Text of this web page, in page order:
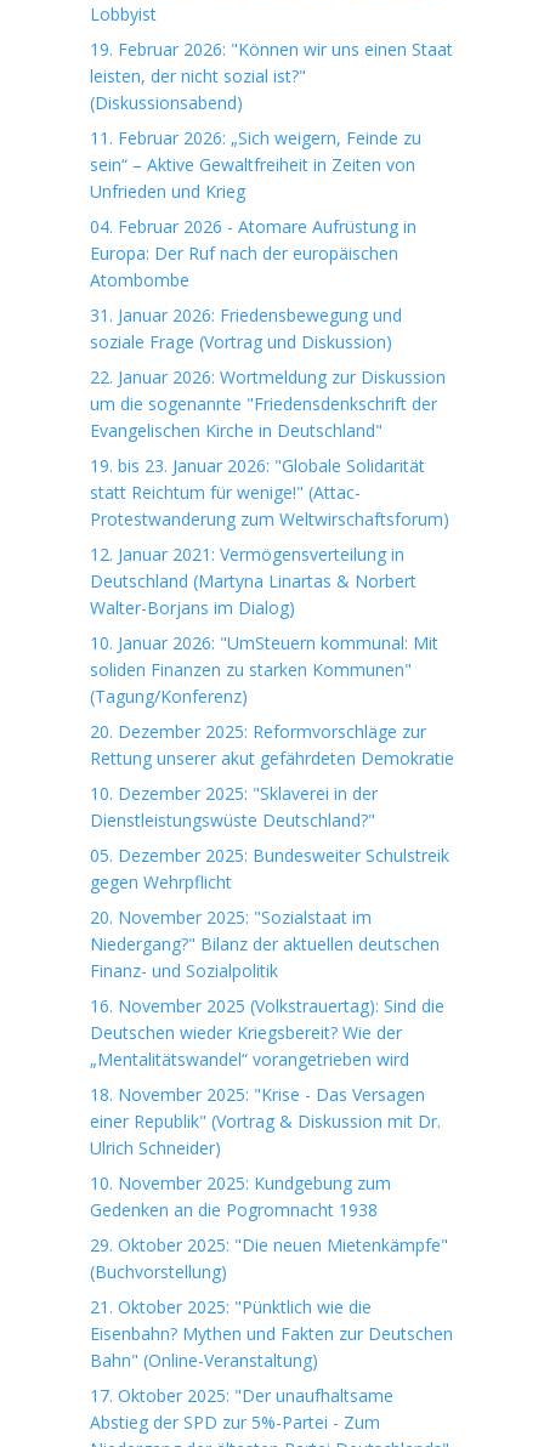
Lobbyist
19. Februar 2026: "Können wir uns einen Staat
leisten, der nicht sozial ist?"
(Diskussionsabend)
11. Februar 2026: „Sich weigern, Feinde zu
sein“ – Aktive Gewaltfreiheit in Zeiten von
Unfrieden und Krieg
04. Februar 2026 - Atomare Aufrüstung in
Europa: Der Ruf nach der europäischen
Atombombe
31. Januar 2026: Friedensbewegung und
soziale Frage (Vortrag und Diskussion)
22. Januar 2026: Wortmeldung zur Diskussion
um die sogenannte "Friedensdenkschrift der
Evangelischen Kirche in Deutschland"
19. bis 23. Januar 2026: "Globale Solidarität
statt Reichtum für wenige!" (Attac-
Protestwanderung zum Weltwirschaftsforum)
12. Januar 2021: Vermögensverteilung in
Deutschland (Martyna Linartas & Norbert
Walter-Borjans im Dialog)
10. Januar 2026: "UmSteuern kommunal: Mit
soliden Finanzen zu starken Kommunen"
(Tagung/Konferenz)
20. Dezember 2025: Reformvorschläge zur
Rettung unserer akut gefährdeten Demokratie
10. Dezember 2025: "Sklaverei in der
Dienstleistungswüste Deutschland?"
05. Dezember 2025: Bundesweiter Schulstreik
gegen Wehrpflicht
20. November 2025: "Sozialstaat im
Niedergang?" Bilanz der aktuellen deutschen
Finanz- und Sozialpolitik
16. November 2025 (Volkstrauertag): Sind die
Deutschen wieder Kriegsbereit? Wie der
„Mentalitätswandel“ vorangetrieben wird
18. November 2025: "Krise - Das Versagen
einer Republik" (Vortrag & Diskussion mit Dr.
Ulrich Schneider)
10. November 2025: Kundgebung zum
Gedenken an die Pogromnacht 1938
29. Oktober 2025: "Die neuen Mietenkämpfe"
(Buchvorstellung)
21. Oktober 2025: "Pünktlich wie die
Eisenbahn? Mythen und Fakten zur Deutschen
Bahn" (Online-Veranstaltung)
17. Oktober 2025: "Der unaufhaltsame
Abstieg der SPD zur 5%-Partei - Zum